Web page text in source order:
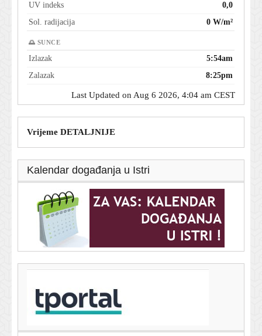
UV indeks
0,0
Sol. radijacija
0 W/m²
🌅 SUNCE
Izlazak
5:54am
Zalazak
8:25pm
Last Updated on Aug 6 2026, 4:04 am CEST
Vrijeme DETALJNIJE
Kalendar događanja u Istri
Dnevni horoskop za 6. kolovoza 2026. - što vam
zvijezde danas donose